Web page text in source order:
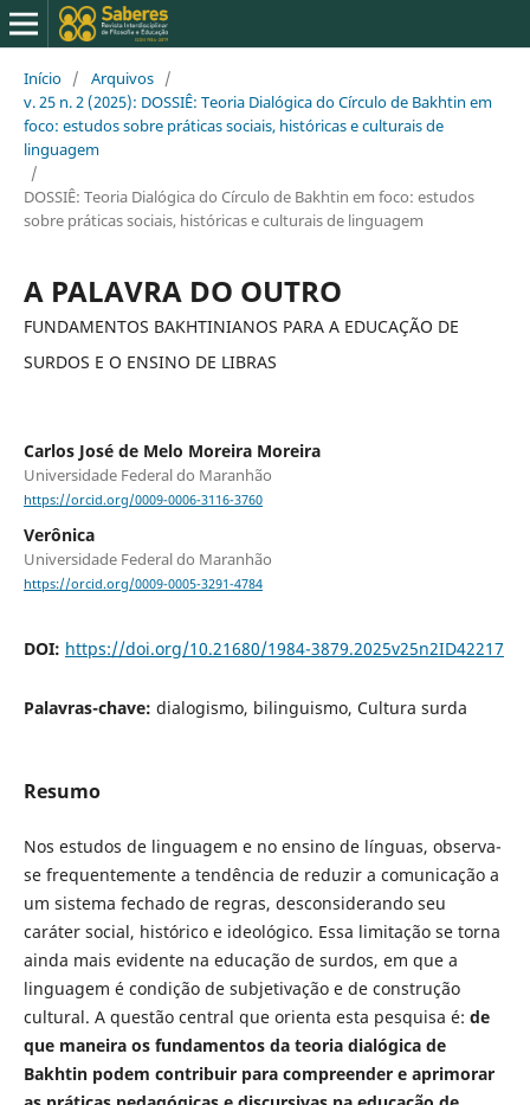
Início / Arquivos /
v. 25 n. 2 (2025): DOSSIÊ: Teoria Dialógica do Círculo de Bakhtin em
foco: estudos sobre práticas sociais, históricas e culturais de
linguagem
/
DOSSIÊ: Teoria Dialógica do Círculo de Bakhtin em foco: estudos
sobre práticas sociais, históricas e culturais de linguagem
A PALAVRA DO OUTRO
FUNDAMENTOS BAKHTINIANOS PARA A EDUCAÇÃO DE
SURDOS E O ENSINO DE LIBRAS
Carlos José de Melo Moreira Moreira
Universidade Federal do Maranhão
https://orcid.org/0009-0006-3116-3760
Verônica
Universidade Federal do Maranhão
https://orcid.org/0009-0005-3291-4784
DOI: https://doi.org/10.21680/1984-3879.2025v25n2ID42217
Palavras-chave: dialogismo, bilinguismo, Cultura surda
Resumo
Nos estudos de linguagem e no ensino de línguas, observa-
se frequentemente a tendência de reduzir a comunicação a
um sistema fechado de regras, desconsiderando seu
caráter social, histórico e ideológico. Essa limitação se torna
ainda mais evidente na educação de surdos, em que a
linguagem é condição de subjetivação e de construção
cultural. A questão central que orienta esta pesquisa é: de
que maneira os fundamentos da teoria dialógica de
Bakhtin podem contribuir para compreender e aprimorar